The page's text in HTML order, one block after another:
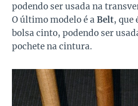
podendo ser usada na
O último modelo é a Belt, que
bolsa cinto, podendo ser
pochete na cintura.